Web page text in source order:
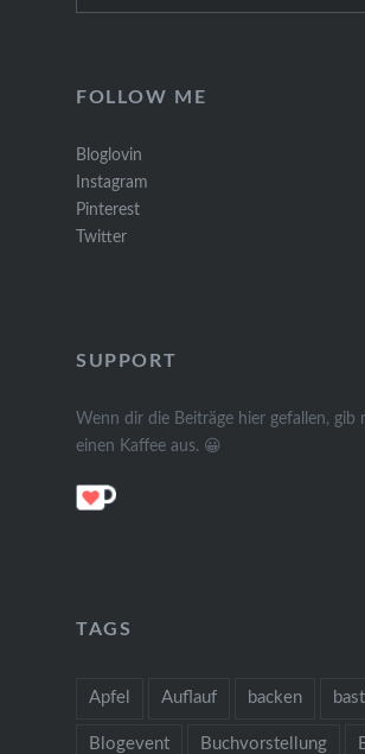
FOLLOW ME
Bloglovin
Instagram
Pinterest
Twitter
SUPPORT
Wenn dir die Beiträge hier gefallen, gib
einen Kaffee aus. 😀
TAGS
Apfel Auflauf backen
Blogevent Buchvorstellung